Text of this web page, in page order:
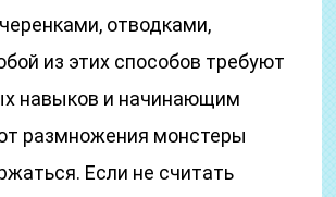
отводками,
из этих способов требуют
навыков и начинающим
размножения монстеры
Если не считать